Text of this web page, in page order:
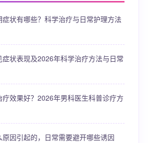
状有哪些？科学治疗与日常护理方法
状表现及2026年科学治疗方法与日常
效果好？2026年男科医生科普诊疗方
因引起的，日常需要避开哪些诱因